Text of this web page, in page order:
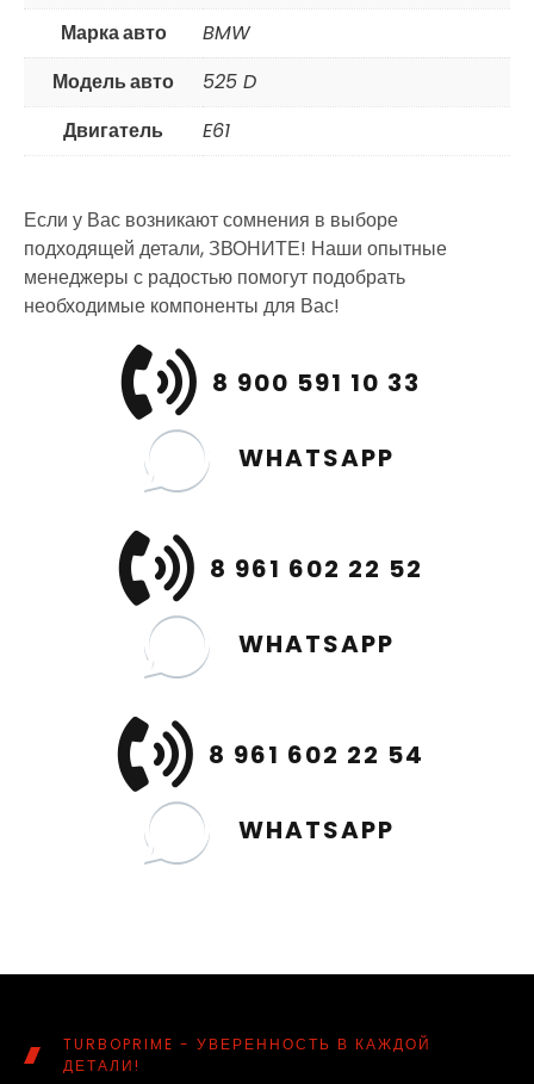
Марка авто
BMW
Модель авто
525 D
Двигатель
E61
Если у Вас возникают сомнения в выборе
подходящей детали, ЗВОНИТЕ! Наши опытные
менеджеры с радостью помогут подобрать
необходимые компоненты для Вас!
8 900 591 10 33
WHATSAPP
8 961 602 22 52
WHATSAPP
8 961 602 22 54
WHATSAPP
TURBOPRIME - УВЕРЕННОСТЬ В КАЖДОЙ
ДЕТАЛИ!